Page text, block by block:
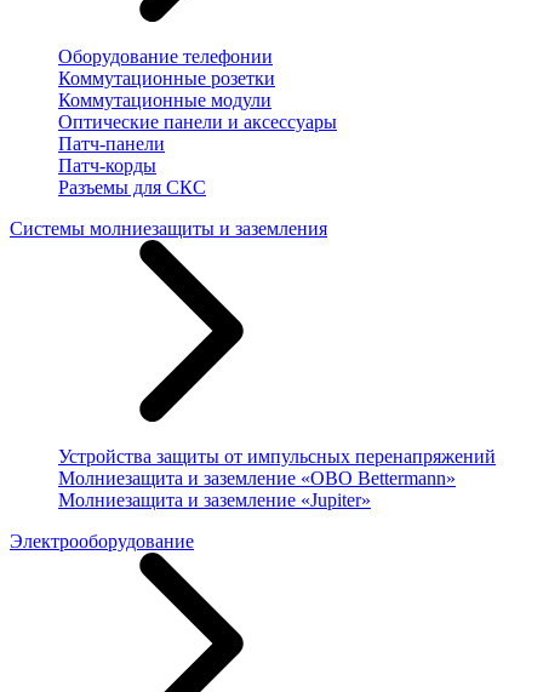
Оборудование телефонии
Коммутационные розетки
Коммутационные модули
Оптические панели и аксессуары
Патч-панели
Патч-корды
Разъемы для СКС
Системы молниезащиты и заземления
Устройства защиты от импульсных перенапряжений
Молниезащита и заземление «OBO Bettermann»
Молниезащита и заземление «Jupiter»
Электрооборудование